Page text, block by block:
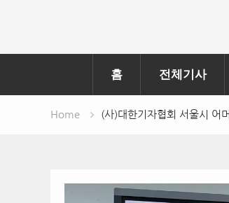
홈 전체기사
Home (사)대한기자협회 서울시 어